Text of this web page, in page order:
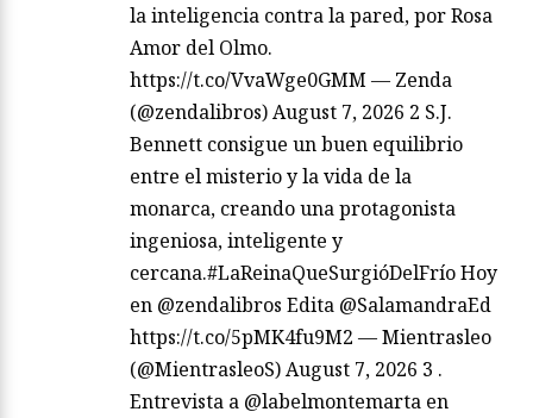
la inteligencia contra la pared, por Rosa
Amor del Olmo.
https://t.co/VvaWge0GMM — Zenda
(@zendalibros) August 7, 2026 2 S.J.
Bennett consigue un buen equilibrio
entre el misterio y la vida de la
monarca, creando una protagonista
ingeniosa, inteligente y
cercana.#LaReinaQueSurgióDelFrío Hoy
en @zendalibros Edita @SalamandraEd
https://t.co/5pMK4fu9M2 — Mientrasleo
(@MientrasleoS) August 7, 2026 3 .
Entrevista a @labelmontemarta en